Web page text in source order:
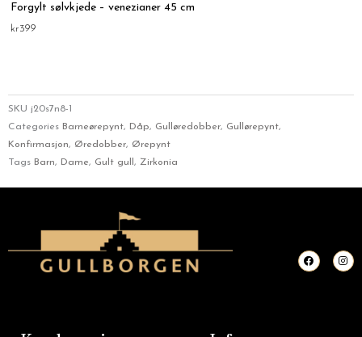
Forgylt sølvkjede – venezianer 45 cm
kr399
SKU j20s7n8-1
Categories Barneørepynt, Dåp, Gulløredobber, Gullørepynt,
Konfirmasjon, Øredobber, Ørepynt
Tags Barn, Dame, Gult gull, Zirkonia
F
a
c
I
n
s